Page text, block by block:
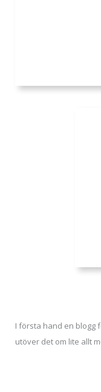
I första hand en blogg
utöver det om lite allt